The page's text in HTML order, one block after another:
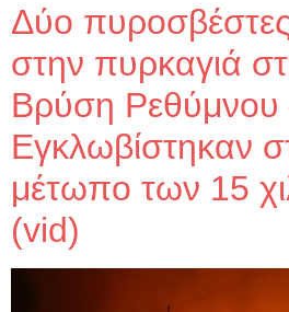
Δύο πυροσβέστες
στην πυρκαγιά
Βρύση Ρεθύμνου
Εγκλωβίστηκαν
μέτωπο των 15
(vid)